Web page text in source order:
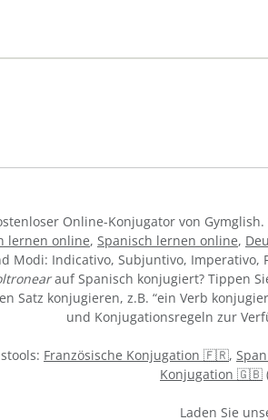
Online-Konjugator von
lernen online, Spanisch lernen online,
Modi: Indicativo, Subjuntivo,
auf Spanisch konjugiert? Tippen
Satz konjugieren, z.B. “ein Verb
und Konjugationsregeln zur
Französische Konjugation 🇫🇷,
Konjugation 🇬🇧
Laden Sie